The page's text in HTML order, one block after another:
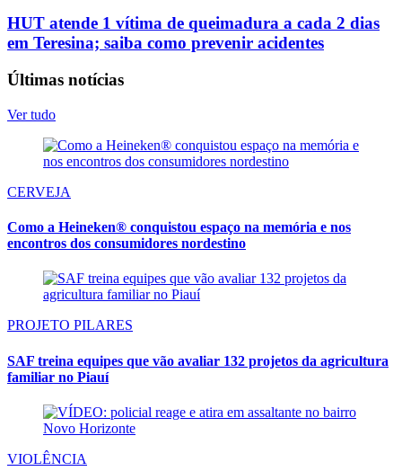
HUT atende 1 vítima de queimadura a cada 2 dias
em Teresina; saiba como prevenir acidentes
Últimas notícias
Ver tudo
CERVEJA
Como a Heineken® conquistou espaço na memória e nos
encontros dos consumidores nordestino
PROJETO PILARES
SAF treina equipes que vão avaliar 132 projetos da agricultura
familiar no Piauí
VIOLÊNCIA